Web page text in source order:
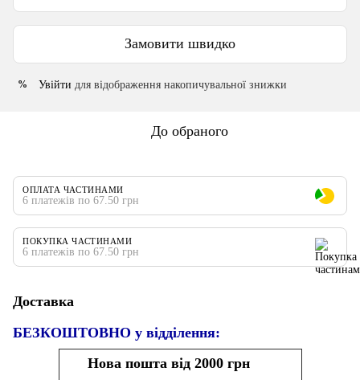
Замовити швидко
% Увійти для відображення накопичувальної знижки
До обраного
ОПЛАТА ЧАСТИНАМИ
6 платежів по 67.50 грн
ПОКУПКА ЧАСТИНАМИ
6 платежів по 67.50 грн
Доставка
БЕЗКОШТОВНО у відділення:
Нова пошта від 2000 грн